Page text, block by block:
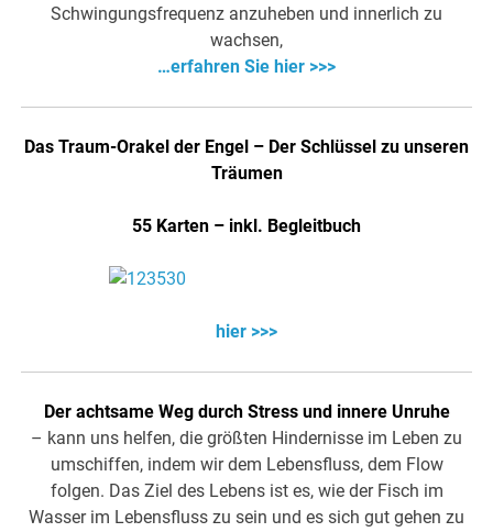
Schwingungsfrequenz anzuheben und innerlich zu
wachsen,
…erfahren Sie hier >>>
Das Traum-Orakel der Engel – Der Schlüssel zu unseren
Träumen
55 Karten – inkl. Begleitbuch
hier >>>
Der achtsame Weg durch Stress und innere Unruhe
– kann uns helfen, die größten Hindernisse im Leben zu
umschiffen, indem wir dem Lebensfluss, dem Flow
folgen. Das Ziel des Lebens ist es, wie der Fisch im
Wasser im Lebensfluss zu sein und es sich gut gehen zu